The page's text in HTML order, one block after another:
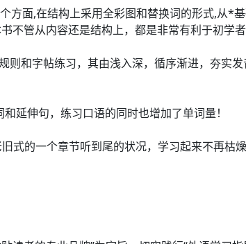
方面,在结构上采用全彩图和替换词的形式,从*
不管从内容还是结构上，都是非常有利于初学
和字帖练习，其由浅入深，循序渐进，夯实
延伸句，练习口语的同时也增加了单词量！
的一个章节听到尾的状况，学习起来不再枯燥